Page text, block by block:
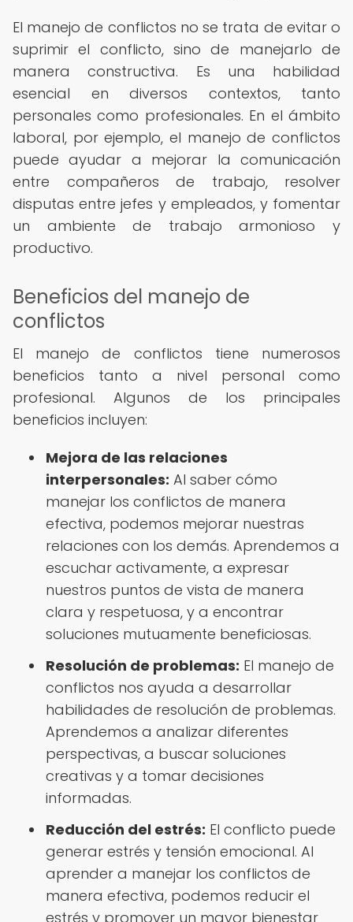
El manejo de conflictos no se trata de evitar o
suprimir el conflicto, sino de manejarlo de
manera constructiva. Es una habilidad
esencial en diversos contextos, tanto
personales como profesionales. En el ámbito
laboral, por ejemplo, el manejo de conflictos
puede ayudar a mejorar la comunicación
entre compañeros de trabajo, resolver
disputas entre jefes y empleados, y fomentar
un ambiente de trabajo armonioso y
productivo.
Beneficios del manejo de
conflictos
El manejo de conflictos tiene numerosos
beneficios tanto a nivel personal como
profesional. Algunos de los principales
beneficios incluyen:
Mejora de las relaciones
interpersonales: Al saber cómo
manejar los conflictos de manera
efectiva, podemos mejorar nuestras
relaciones con los demás. Aprendemos a
escuchar activamente, a expresar
nuestros puntos de vista de manera
clara y respetuosa, y a encontrar
soluciones mutuamente beneficiosas.
Resolución de problemas: El manejo de
conflictos nos ayuda a desarrollar
habilidades de resolución de problemas.
Aprendemos a analizar diferentes
perspectivas, a buscar soluciones
creativas y a tomar decisiones
informadas.
Reducción del estrés: El conflicto puede
generar estrés y tensión emocional. Al
aprender a manejar los conflictos de
manera efectiva, podemos reducir el
estrés y promover un mayor bienestar